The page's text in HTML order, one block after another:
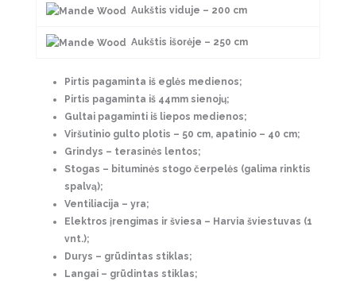
Aukštis viduje – 200 cm
Aukštis išorėje – 250 cm
Pirtis pagaminta iš eglės medienos;
Pirtis pagaminta iš 44mm sienojų;
Gultai pagaminti iš liepos medienos;
Viršutinio gulto plotis – 50 cm, apatinio – 40 cm;
Grindys – terasinės lentos;
Stogas – bituminės stogo čerpelės (galima rinktis
spalvą);
Ventiliacija – yra;
Elektros įrengimas ir šviesa – Harvia šviestuvas (1
vnt.);
Durys – grūdintas stiklas;
Langai – grūdintas stiklas;